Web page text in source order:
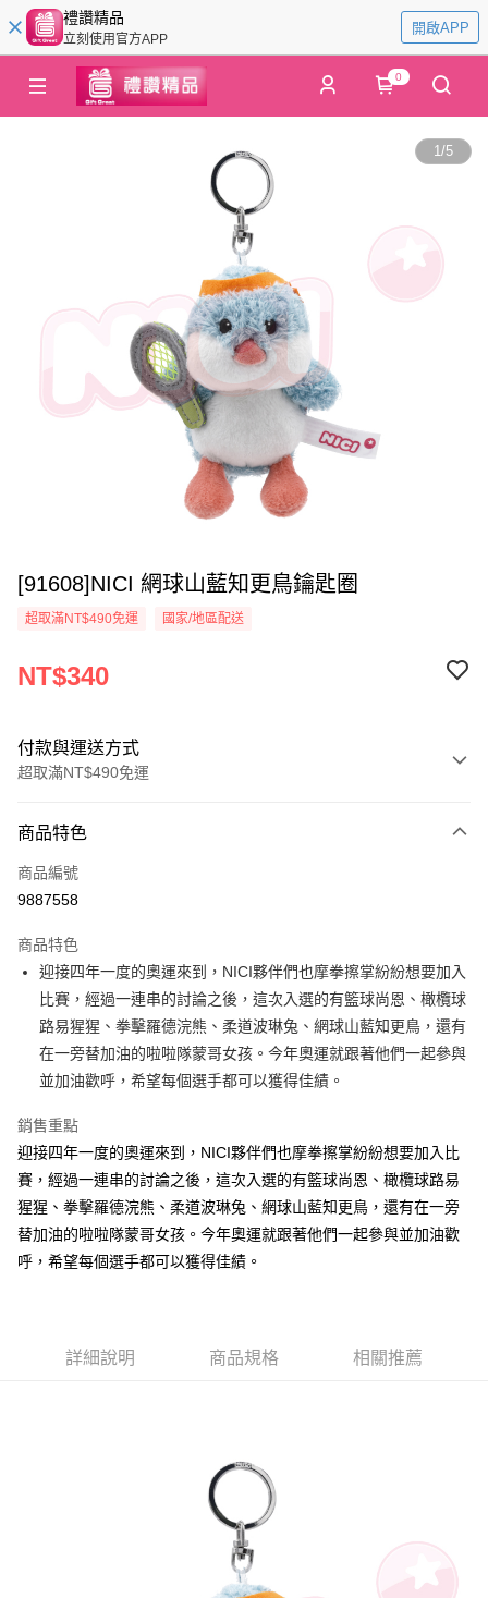
禮讚精品
立刻使用官方APP
開啟APP
0
1/5
[91608]NICI 網球山藍知更鳥鑰匙圈
超取滿NT$490免運 國家/地區配送
NT$340
付款與運送方式
超取滿NT$490免運
信用卡一次付款
超商取貨付款
Apple Pay
街口支付
悠遊付
AFTEE先享後付
相關說明
AFTEE先享後付是「在收到商品之後才付款」的支付方式。 讓您購物簡單
便利好安心！
１．簡單：不需註冊會員、不需綁卡、不需儲值。
２．便利：只要手機號碼，簡訊認證，即可結帳。
３．安心：先確認商品／服務後，再付款。
３．收到繳費通知簡訊後14天內，點擊此簡訊中的連結，可透過四大超商／
是否繳費成功／繳費後需取消欲退款等相關疑問，請聯繫「AFTEE先享後付
https://netprotections.freshdesk.com/support/home
１．透過由恩沛科技股份有限公司提供之「AFTEE先享後付」服務完成之交
易，需依本服務之必要範圍內提供個人資料，並將交易相關給付款項請求債
權轉讓予恩沛科技股份有限公司。
ATM付款
運送方式
全家付款取貨
每筆NT$100，滿NT$490(含以上)免運費
商品特色
商品編號
9887558
商品特色
迎接四年一度的奧運來到，NICI夥伴們也摩拳擦掌紛紛想要加入
比賽，經過一連串的討論之後，這次入選的有籃球尚恩、橄欖球
路易猩猩、拳擊羅德浣熊、柔道波琳兔、網球山藍知更鳥，還有
在一旁替加油的啦啦隊蒙哥女孩。今年奧運就跟著他們一起參與
並加油歡呼，希望每個選手都可以獲得佳績。
銷售重點
迎接四年一度的奧運來到，NICI夥伴們也摩拳擦掌紛紛想要加入比
賽，經過一連串的討論之後，這次入選的有籃球尚恩、橄欖球路易
猩猩、拳擊羅德浣熊、柔道波琳兔、網球山藍知更鳥，還有在一旁
替加油的啦啦隊蒙哥女孩。今年奧運就跟著他們一起參與並加油歡
呼，希望每個選手都可以獲得佳績。
詳細說明 商品規格 相關推薦